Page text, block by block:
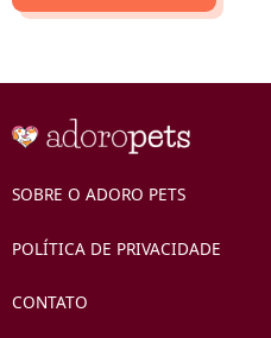
SOBRE O ADORO PETS
POLÍTICA DE PRIVACIDADE
CONTATO